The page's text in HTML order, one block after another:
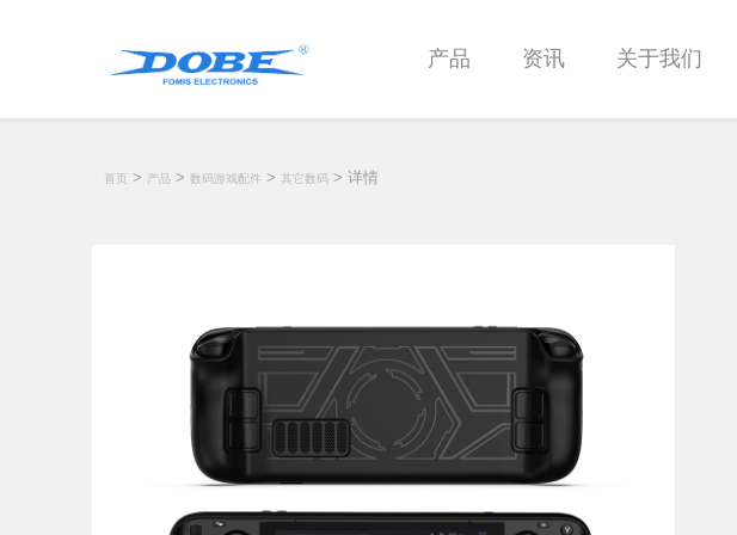
产品 资讯 关于我们
首页 > 产品 > 数码游戏配件 > 其它数码 > 详情